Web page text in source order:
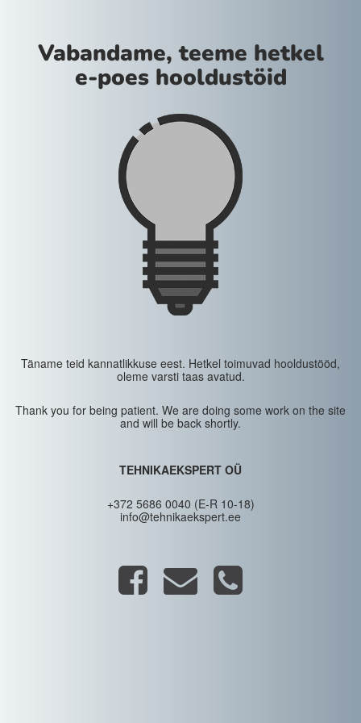
Vabandame, teeme hetkel
e-poes hooldustöid
Täname teid kannatlikkuse eest. Hetkel toimuvad hooldustööd,
oleme varsti taas avatud.
Thank you for being patient. We are doing some work on the site
and will be back shortly.
TEHNIKAEKSPERT OÜ
+372 5686 0040 (E-R 10-18)
info@tehnikaekspert.ee